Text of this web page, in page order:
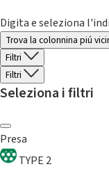
Digita e seleziona
Trova la colonnina piú
Filtri
Filtri
Seleziona i filtri
Presa
TYPE 2